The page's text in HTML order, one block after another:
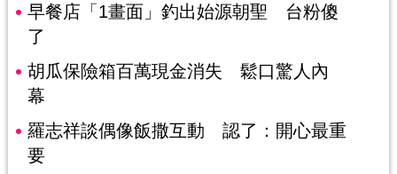
早餐店「1畫面」釣出始源朝聖 台粉傻
了
胡瓜保險箱百萬現金消失 鬆口驚人內
幕
羅志祥談偶像飯撒互動 認了：開心最重
要